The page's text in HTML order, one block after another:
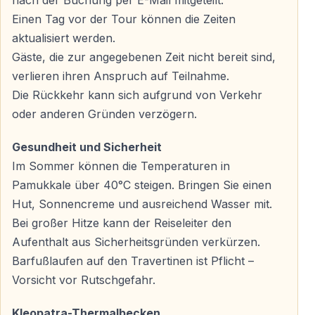
eindrucksvollsten Naturwundern der Türkei zählt.
Hierapolis – antike Kurstadt mit römischem
Erbe
Direkt oberhalb der Travertinen liegt die antike Stadt
Hierapolis, einst ein bedeutendes römisches Heil- und
Badezentrum. Während der Besichtigung entdecken Sie
unter anderem:
– das monumentale antike Theater von Hierapolis
– historische römische Bäder
– die weitläufige Nekropole
– Tempel- und Stadtanlagen aus römischer Zeit
Hierapolis verleiht dem Pamukkale-Besuch eine
Einen Tag vor der Tour können die Zeiten
aktualisiert werden.
Gäste, die zur angegebenen Zeit nicht bereit sind,
verlieren ihren Anspruch auf Teilnahme.
Die Rückkehr kann sich aufgrund von Verkehr
oder anderen Gründen verzögern.
Gesundheit und Sicherheit
Im Sommer können die Temperaturen in
Pamukkale über 40°C steigen. Bringen Sie einen
Hut, Sonnencreme und ausreichend Wasser mit.
Bei großer Hitze kann der Reiseleiter den
Aufenthalt aus Sicherheitsgründen verkürzen.
Barfußlaufen auf den Travertinen ist Pflicht –
Vorsicht vor Rutschgefahr.